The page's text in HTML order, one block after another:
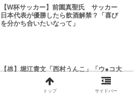
【W杯サッカー】前園真聖氏 サッカー
日本代表が優勝したら飲酒解禁？「喜び
を分かち合いたいなって」
【💩】堀江貴文「西村うんこ」「ウ●コ大
臣」 酒類提供についての政府方針で経
済再生担当相を痛烈批判
トップ サイドバー